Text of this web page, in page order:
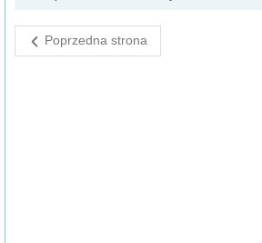
Poprzedna strona